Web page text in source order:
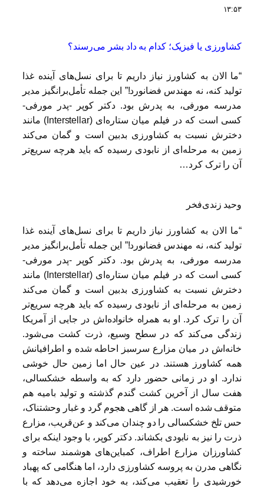
۱۳:۵۳
کشاورزی یا فیزیک؛ کدام به داد بشر می‌رسند؟
“ما الان به کشاورز نیاز داریم تا برای نسل‌های آینده غذا
تولید کنه، نه مهندس فضانورد!” این جمله تأمل‌برانگیز مدیر
مدرسه مورفی، به پدرش بود. دکتر کوپر -پدر مورفی-
کسی است که در فیلم میان ستاره‌ای (Interstellar) مانند
دخترش نسبت به کشاورزی بدبین است و گمان می‌کند
زمین به مرحله‌ای از نابودی رسیده که باید هرچه سریع‌تر
آن را ترک کرد…
وحید زندی‌فخر
“ما الان به کشاورز نیاز داریم تا برای نسل‌های آینده غذا
تولید کنه، نه مهندس فضانورد!” این جمله تأمل‌برانگیز مدیر
مدرسه مورفی، به پدرش بود. دکتر کوپر -پدر مورفی-
کسی است که در فیلم میان ستاره‌ای (Interstellar ) مانند
دخترش نسبت به کشاورزی بدبین است و گمان می‌کند
زمین به مرحله‌ای از نابودی رسیده که باید هرچه سریع‌تر
آن را ترک کرد. او به همراه خانواده‌اش در جایی از آمریکا
زندگی می‌کند که در سطح وسیع، ذرت کشت می‌شود.
خانه‌اش در میان مزارع سرسبز احاطه شده و اطرافیانش
همه کشاورز هستند. در عین حال اما زمین حال خوشی
ندارد. او در زمانی حضور دارد که به واسطه خشکسالی،
هفت سال از آخرین کشت گندم گذشته و تولید بامیه هم
متوقف شده است. هر از گاهی هجوم گرد و غبار وحشتناک،
حس تلخ خشکسالی را دو چندان می‌کند و عن‌قریب، مزارع
ذرت را نیز به نابودی بکشاند. دکتر کوپر، با وجود اینکه برای
کشاورزان مزارع اطراف، کمباین‌های هوشمند ساخته و
نگاهی مدرن به پروسه کشاورزی دارد، اما هنگامی که پهباد
خورشیدی را تعقیب می‌کند، به خود اجازه می‌دهد که با